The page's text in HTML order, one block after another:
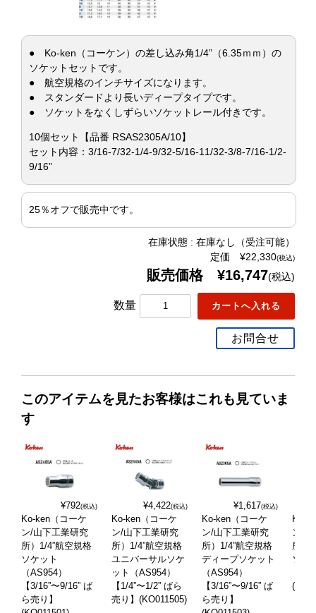
● Ko-ken（コーケン）の差し込み角1/4”（6.35ｍｍ）の
ソケットセットです。
● 航空規格のインチサイズになります。
● スタンダードより長いディープタイプです。
● ソケットをなくしずらいソケットレール付きです。
10個セット【品番 RSAS2305A/10】
セット内容：3/16-7/32-1/4-9/32-5/16-11/32-3/8-7/16-1/2-
9/16”
25％オフで販売中です。
在庫状態 : 在庫なし（受注可能）
定価 ¥22,330(税込)
販売価格 ¥16,747(税込)
数量
お問合せ
このアイテムを見たお客様はこれも見ていま
す
¥792(税込)
Ko-ken（コーケ
ン/山下工業研究
所）1/4”航空規格
ソケット
（AS954）
【3/16”〜9/16” ば
ら売り】
¥4,422(税込)
Ko-ken（コーケ
ン/山下工業研究
所）1/4”航空規格
ユニバーサルソケ
ット（AS954）
【1/4”〜1/2” ばら
売り】(KO011505)
¥1,617(税込)
Ko-ken（コーケ
ン/山下工業研究
所）1/4”航空規格
ディープソケット
（AS954）
【3/16”〜9/16” ば
ら売り】
Ko-
ン/山
所）
ソケ